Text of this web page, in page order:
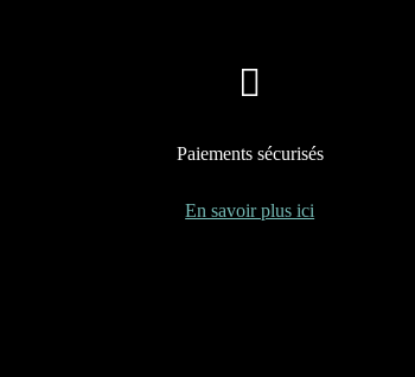
Paiements sécurisés
En savoir plus ici